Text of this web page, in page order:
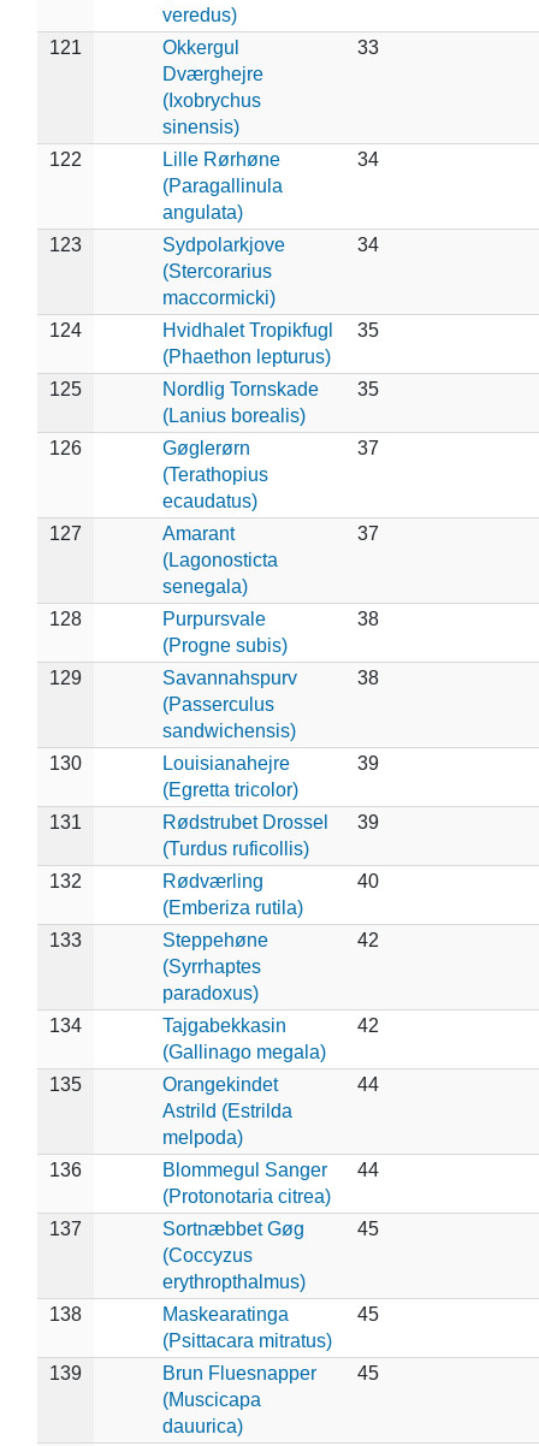
veredus)
121
Okkergul
Dværghejre
(Ixobrychus
sinensis)
33
122
Lille Rørhøne
(Paragallinula
angulata)
34
123
Sydpolarkjove
(Stercorarius
maccormicki)
34
124
Hvidhalet Tropikfugl
(Phaethon lepturus)
35
125
Nordlig Tornskade
(Lanius borealis)
35
126
Gøglerørn
(Terathopius
ecaudatus)
37
127
Amarant
(Lagonosticta
senegala)
37
128
Purpursvale
(Progne subis)
38
129
Savannahspurv
(Passerculus
sandwichensis)
38
130
Louisianahejre
(Egretta tricolor)
39
131
Rødstrubet Drossel
(Turdus ruficollis)
39
132
Rødværling
(Emberiza rutila)
40
133
Steppehøne
(Syrrhaptes
paradoxus)
42
134
Tajgabekkasin
(Gallinago megala)
42
135
Orangekindet
Astrild (Estrilda
melpoda)
44
136
Blommegul Sanger
(Protonotaria citrea)
44
137
Sortnæbbet Gøg
(Coccyzus
erythropthalmus)
45
138
Maskearatinga
(Psittacara mitratus)
45
139
Brun Fluesnapper
(Muscicapa
dauurica)
45